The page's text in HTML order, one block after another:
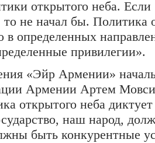
открытого неба. Если
не начал бы. Политика
в определенных
привилегии».
«Эйр Армении»
Армении Артем
открытого неба
наш народ,
быть конкурентные